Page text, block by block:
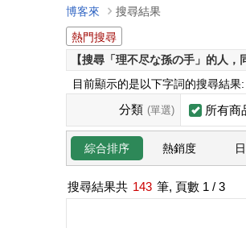
博客來
搜尋結果
熱門搜尋
【搜尋「理不尽な孫の手」的人，
目前顯示的是以下字詞的搜尋結果:
分類 (單選) 所有商
綜合排序 熱銷度
搜尋結果共 143 筆, 頁數 1 / 3